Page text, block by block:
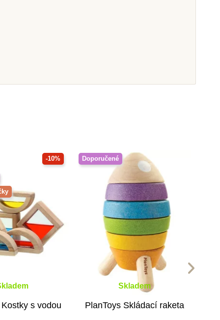
-10%
s vodou
Doporučené
Skladem
PlanToys Skládací raketa